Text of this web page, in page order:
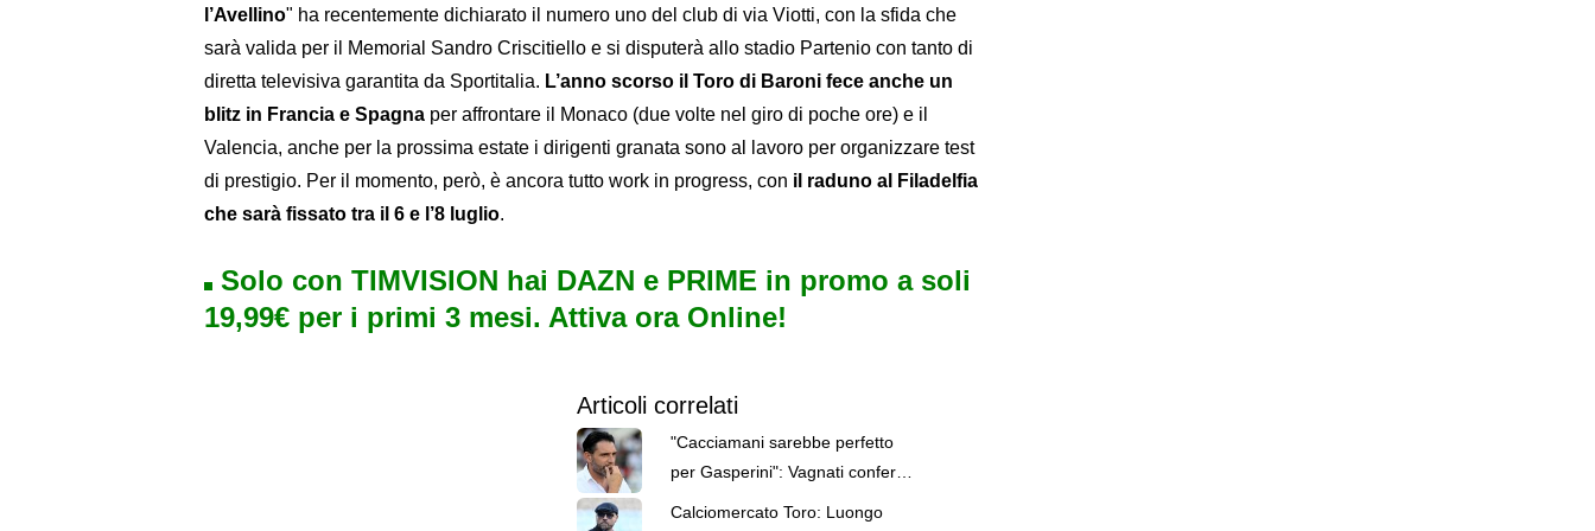
l’Avellino" ha recentemente dichiarato il numero uno del club di via Viotti, con la sfida che
sarà valida per il Memorial Sandro Criscitiello e si disputerà allo stadio Partenio con tanto di
diretta televisiva garantita da Sportitalia. L’anno scorso il Toro di Baroni fece anche un
blitz in Francia e Spagna per affrontare il Monaco (due volte nel giro di poche ore) e il
Valencia, anche per la prossima estate i dirigenti granata sono al lavoro per organizzare test
di prestigio. Per il momento, però, è ancora tutto work in progress, con il raduno al Filadelfia
che sarà fissato tra il 6 e l’8 luglio.
Solo con TIMVISION hai DAZN e PRIME in promo a soli
19,99€ per i primi 3 mesi. Attiva ora Online!
Articoli correlati
"Cacciamani sarebbe perfetto
per Gasperini": Vagnati conferma
Calciomercato Toro: Luongo